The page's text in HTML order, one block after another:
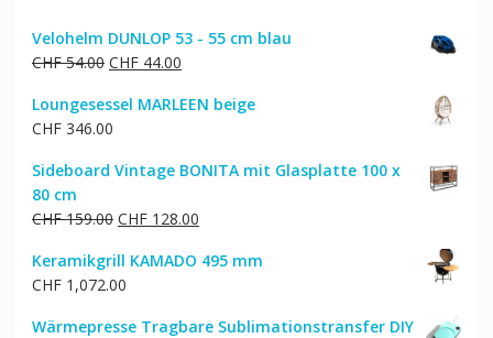
Velohelm DUNLOP 53 - 55 cm blau
CHF54.00 Ursprünglicher
war:
CHF 54.00
CHF44.00Aktueller
ist:
Loungesessel MARLEEN beige
CHF346.00
Sideboard Vintage BONITA mit Glasplatte 100 x
80 cm
CHF159.00 Ursprünglicher
war:
CHF 159.00
CHF128.00Aktueller
ist:
Keramikgrill KAMADO 495 mm
CHF1,072.00
Wärmepresse Tragbare Sublimationstransfer DIY